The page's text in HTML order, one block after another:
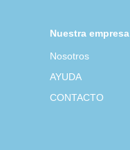
Nuestra empresa
Nosotros
AYUDA
CONTACTO